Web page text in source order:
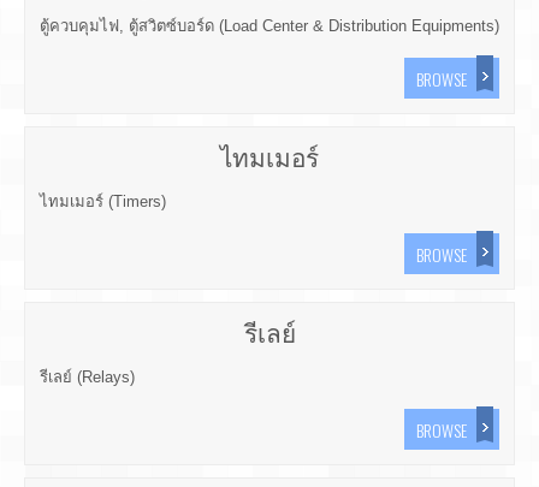
ตู้ควบคุมไฟ, ตู้สวิตซ์บอร์ด (Load Center & Distribution Equipments)
BROWSE
ไทมเมอร์
ไทมเมอร์ (Timers)
BROWSE
รีเลย์
รีเลย์ (Relays)
BROWSE